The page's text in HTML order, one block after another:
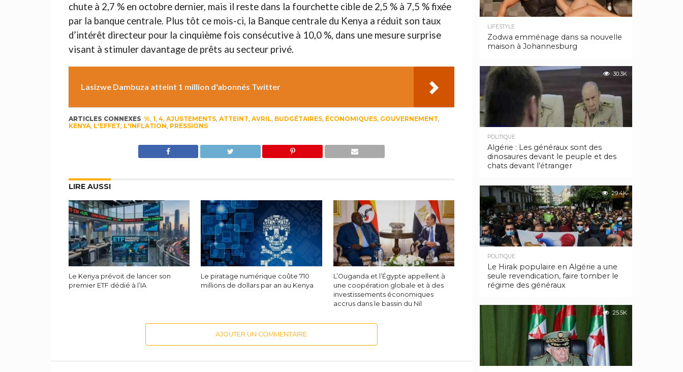
chute à 2,7 % en octobre dernier, mais il reste dans la fourchette cible de 2,5 % à 7,5 % fixée
par la banque centrale. Plus tôt ce mois-ci, la Banque centrale du Kenya a réduit son taux
d’intérêt directeur pour la cinquième fois consécutive à 10,0 %, dans une mesure surprise
visant à stimuler davantage de prêts au secteur privé.
Lasizwe Dambuza atteint 1 million d'abonnés Twitter
ARTICLES CONNEXES %, 1, 4, AJUSTEMENTS, ATTEINT, AVRIL, BUDGÉTAIRES, ÉCONOMIQUES, GOUVERNEMENT,
KENYA, L'EFFET, L'INFLATION, PRESSIONS
LIRE AUSSI
Le Kenya prévoit de lancer son
premier ETF dédié à l’IA
Le piratage numérique coûte 710
millions de dollars par an au Kenya
L’Ouganda et l’Égypte appellent à
une coopération globale et à des
investissements économiques
accrus dans le bassin du Nil
AJOUTER UN COMMENTAIRE
LIFESTYLE
Zodwa emménage dans sa nouvelle
maison à Johannesburg
30.3K
POLITIQUE
Algérie : Les généraux sont des
dinosaures devant le peuple et des
chats devant l’étranger
29.4K
POLITIQUE
Le Hirak populaire en Algérie a une
seule revendication, faire tomber le
régime des généraux
25.5K